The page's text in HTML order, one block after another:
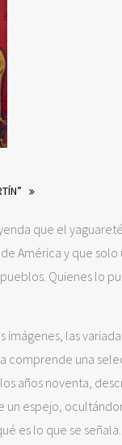
que el
América y que
Quienes lo
las
comprende una
años noventa,
espejo,
es lo que se